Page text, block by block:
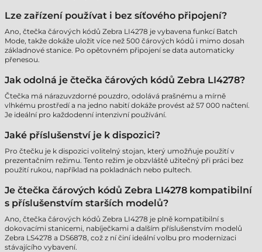
Lze zařízení používat i bez síťového připojení?
Ano, čtečka čárových kódů Zebra LI4278 je vybavena funkcí Batch
Mode, takže dokáže uložit více než 500 čárových kódů i mimo dosah
základnové stanice. Po opětovném připojení se data automaticky
přenesou.
Jak odolná je čtečka čárových kódů Zebra LI4278?
Čtečka má nárazuvzdorné pouzdro, odolává prašnému a mírně
vlhkému prostředí a na jedno nabití dokáže provést až 57 000 načtení.
Je ideální pro každodenní intenzivní používání.
Jaké příslušenství je k dispozici?
Pro čtečku je k dispozici volitelný stojan, který umožňuje použití v
prezentačním režimu. Tento režim je obzvláště užitečný při práci bez
použití rukou, například na pokladnách nebo pultech.
Je čtečka čárových kódů Zebra LI4278 kompatibilní
s příslušenstvím starších modelů?
Ano, čtečka čárových kódů Zebra LI4278 je plně kompatibilní s
dokovacími stanicemi, nabíječkami a dalším příslušenstvím modelů
Zebra LS4278 a DS6878, což z ní činí ideální volbu pro modernizaci
stávajícího vybavení.